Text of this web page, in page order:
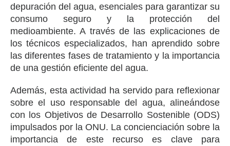
depuración del agua, esenciales para garantizar su
consumo seguro y la protección del
medioambiente. A través de las explicaciones de
los técnicos especializados, han aprendido sobre
las diferentes fases de tratamiento y la importancia
de una gestión eficiente del agua.
Además, esta actividad ha servido para reflexionar
sobre el uso responsable del agua, alineándose
con los Objetivos de Desarrollo Sostenible (ODS)
impulsados por la ONU. La concienciación sobre la
importancia de este recurso es clave para